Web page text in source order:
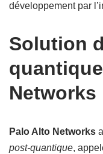
développement par
Solution
Networks
Palo Alto Networks
post-quantique,